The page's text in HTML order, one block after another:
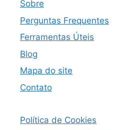
Sobre
Perguntas Frequentes
Ferramentas Úteis
Blog
Mapa do site
Contato
Política de Cookies